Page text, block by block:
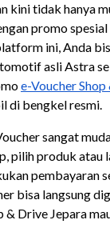
kini tidak hanya
promo
ini, Anda
asli Astra
e-Voucher
di bengkel resmi.
sangat
pilih produk atau
pembayaran
bisa langsung
& Drive Jepara